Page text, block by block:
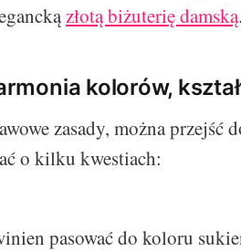
złotą biżuterię damską.
kolorów,
zasady, można przejść
o kilku kwestiach:
pasować do koloru